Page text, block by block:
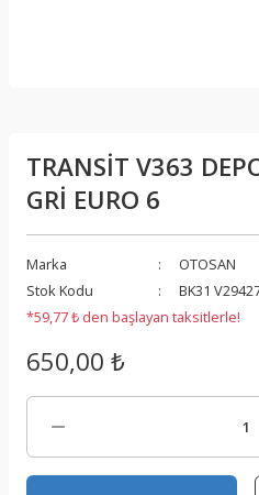
TRANSİT V363
GRİ EURO 6
Marka
OTOSAN
Stok Kodu
BK31
*59,77 ₺ den başlayan taksitlerle!
650,00 ₺